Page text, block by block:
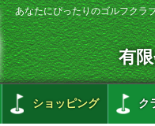
あなたにぴったりのゴルフクラ
有
ショッピング ク